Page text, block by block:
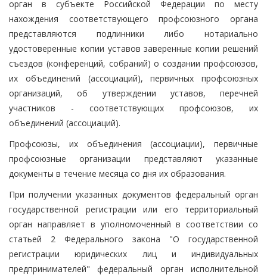
орган в субъекте Российской Федерации по месту
нахождения соответствующего профсоюзного органа
представляются подлинники либо нотариально
удостоверенные копии уставов заверенные копии решений
съездов (конференций, собраний) о создании профсоюзов,
их объединений (ассоциаций), первичных профсоюзных
организаций, об утверждении уставов, перечней
участников - соответствующих профсоюзов, их
объединений (ассоциаций).
Профсоюзы, их объединения (ассоциации), первичные
профсоюзные организации представляют указанные
документы в течение месяца со дня их образования.
При получении указанных документов федеральный орган
государственной регистрации или его территориальный
орган направляет в уполномоченный в соответствии со
статьей 2 Федерального закона "О государственной
регистрации юридических лиц и индивидуальных
предпринимателей" федеральный орган исполнительной